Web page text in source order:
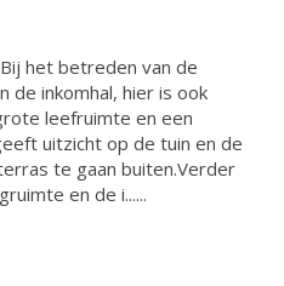
het betreden van de
de inkomhal, hier is ook
leefruimte en een
uitzicht op de tuin en de
te gaan buiten.Verder
en de i......